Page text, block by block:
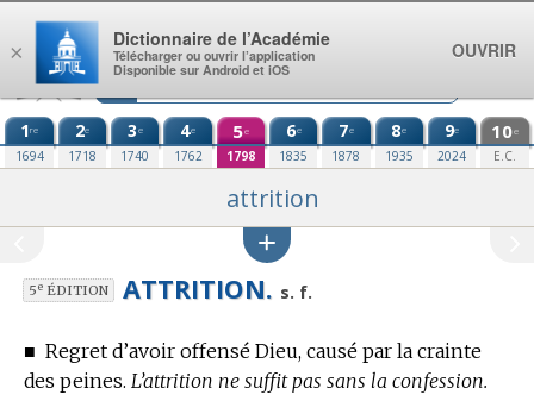
Aller au contenu
1re
1694
2e
1718
3e
1740
4e
1762
5e
1798
6e
1835
7e
1878
8e
1935
9e
2024
10e
E.C.
attrition
5eÉDITION ATTRITION. s. f.
■ Regret d’avoir offensé Dieu, causé par la crainte
des peines. L’attrition ne suffit pas sans la confession.
×
Dictionnaire de l’Académie
Télécharger ou ouvrir l’application
Disponible sur Android et iOS
OUVRIR